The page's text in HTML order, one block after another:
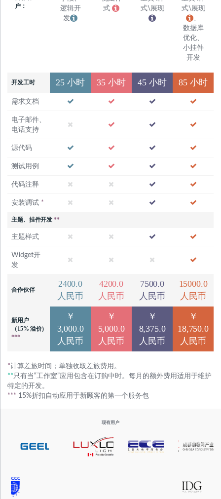
户：
逻辑开
发
式
式\展现
式\展现
数据库
优化、
小挂件
开发
开发工时 25 小时 35 小时 45 小时 85 小时
需求文档
电子邮件、
电话支持
源代码
测试用例
代码注释
安装调试 *
主题、挂件开发**
主题样式
Widget开
发
合作伙伴
2400.0
人民币
4200.0
人民币
7500.0
人民币
15000.0
人民币
新用户
（15% 溢价)
***
￥
3,000.0
人民币
￥
5,000.0
人民币
￥
8,375.0
人民币
￥
18,750.0
人民币
*计算差旅时间；单独收取差旅费用。
** 只有当“工作室”应用包含在订购中时。每月的额外费用适用于维护
特定的开发。
*** 15%折扣自动应用于新顾客的第一个服务包
现有用户